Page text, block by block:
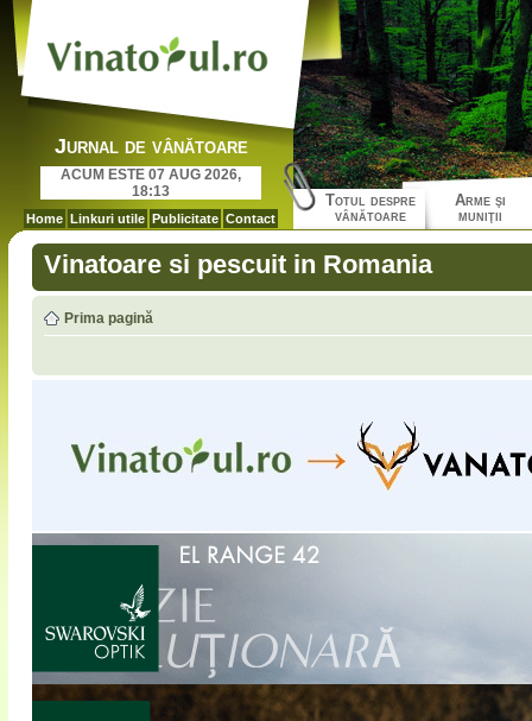
Jurnal de vânătoare
ACUM ESTE 07 AUG 2026,
18:13
Home Linkuri utile Publicitate Contact
Totul despre
vânătoare
Arme şi
muniţii
Vinatoare si pescuit in Romania
Prima pagină